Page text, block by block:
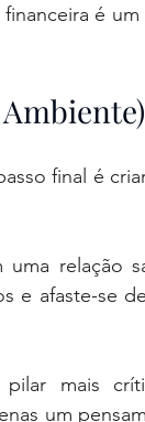
é
final é
relação
e afaste-se
mais
um